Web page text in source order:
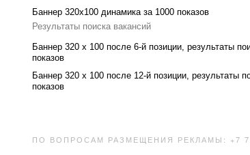
Баннер 320x100 динамика за 1000 показов
Результаты поиска вакансий
Баннер 320 x 100 после 6-й позиции, результаты
показов
Баннер 320 x 100 после 12-й позиции, результаты
показов
ПО ВОПРОСАМ РАЗМЕЩЕНИЯ РЕКЛАМЫ: +7